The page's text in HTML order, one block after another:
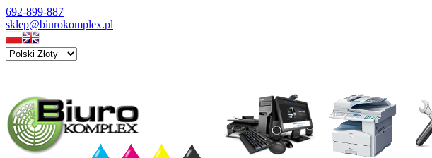
692-899-887
sklep@biurokomplex.pl